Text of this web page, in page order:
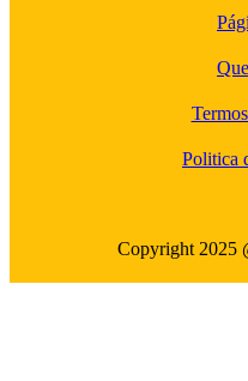
Politica
Copyright 2025